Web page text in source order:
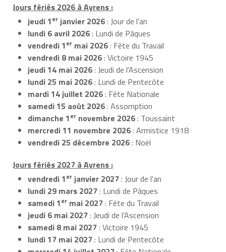
Jours fériés 2026 à Ayrens :
jeudi 1er janvier 2026: Jour de l'an
lundi 6 avril 2026: Lundi de Pâques
vendredi 1er mai 2026: Fête du Travail
vendredi 8 mai 2026: Victoire 1945
jeudi 14 mai 2026: Jeudi de l'Ascension
lundi 25 mai 2026: Lundi de Pentecôte
mardi 14 juillet 2026: Fête Nationale
samedi 15 août 2026: Assomption
dimanche 1er novembre 2026: Toussaint
mercredi 11 novembre 2026: Armistice 1918
vendredi 25 décembre 2026: Noël
Jours fériés 2027 à Ayrens :
vendredi 1er janvier 2027: Jour de l'an
lundi 29 mars 2027: Lundi de Pâques
samedi 1er mai 2027: Fête du Travail
jeudi 6 mai 2027: Jeudi de l'Ascension
samedi 8 mai 2027: Victoire 1945
lundi 17 mai 2027: Lundi de Pentecôte